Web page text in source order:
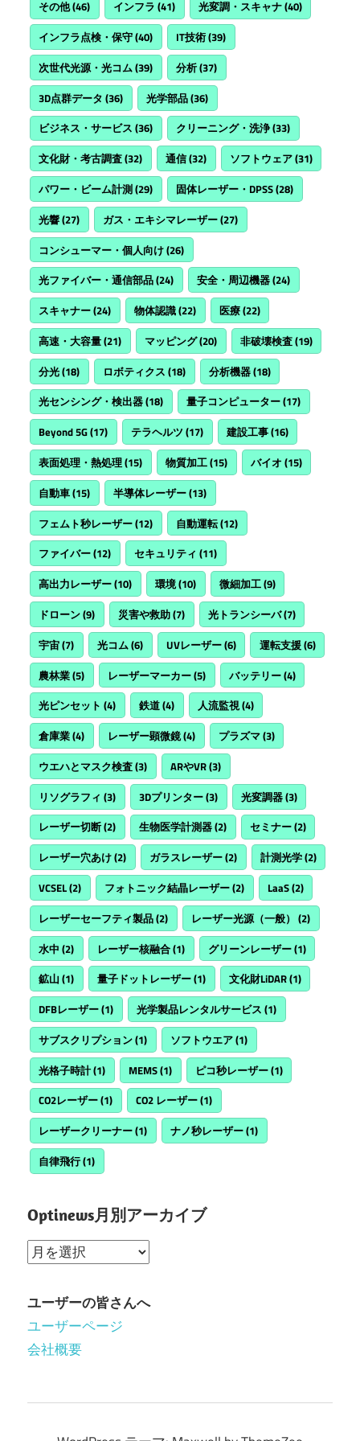
その他(46) インフラ (41) 光変調・スキャナ(40)
インフラ点検・保守(40) IT技術(39)
次世代光源・光コム(39) 分析(37)
3D点群データ (36) 光学部品(36)
ビジネス・サービス (36) クリーニング・洗浄(33)
文化財・考古調査(32) 通信(32) ソフトウェア(31)
パワー・ビーム計測(29) 固体レーザー・DPSS(28)
光響(27) ガス・エキシマレーザー(27)
コンシューマー・個人向け(26)
光ファイバー・通信部品(24) 安全・周辺機器(24)
スキャナー(24) 物体認識(22) 医療(22)
高速・大容量(21) マッピング(20) 非破壊検査(19)
分光(18) ロボティクス (18) 分析機器(18)
光センシング・検出器(18) 量子コンピューター(17)
Beyond 5G(17) テラヘルツ (17) 建設工事(16)
表面処理・熱処理(15) 物質加工(15) バイオ (15)
自動車(15) 半導体レーザー(13)
フェムト秒レーザー(12) 自動運転(12)
ファイバー(12) セキュリティ (11)
高出力レーザー(10) 環境(10) 微細加工(9)
ドローン(9) 災害や救助(7) 光トランシーバ(7)
宇宙(7) 光コム(6) UVレーザー(6) 運転支援(6)
農林業(5) レーザーマーカー(5) バッテリー(4)
光ピンセット (4) 鉄道(4) 人流監視(4)
倉庫業(4) レーザー顕微鏡(4) プラズマ(3)
ウエハとマスク検査(3) ARやVR(3)
リソグラフィ (3) 3Dプリンター(3) 光変調器(3)
レーザー切断(2) 生物医学計測器(2) セミナー(2)
レーザー穴あけ(2) ガラスレーザー(2) 計測光学(2)
VCSEL(2) フォトニック結晶レーザー(2) LaaS(2)
レーザーセーフティ製品(2) レーザー光源（一般） (2)
水中 (2) レーザー核融合(1) グリーンレーザー(1)
鉱山 (1) 量子ドットレーザー(1) 文化財LiDAR(1)
DFBレーザー(1) 光学製品レンタルサービス (1)
サブスクリプション(1) ソフトウエア(1)
光格子時計(1) MEMS(1) ピコ秒レーザー(1)
CO2レーザー(1) CO2 レーザー(1)
レーザークリーナー(1) ナノ秒レーザー(1)
自律飛行(1)
Optinews月別アーカイブ
Optinews
別
ア
ー
ユーザーの皆さんへ
ユーザーページ
会社概要